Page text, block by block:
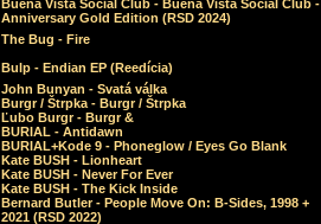
Buena Vista Social Club - Buena Vista Social Club -
Anniversary Gold Edition (RSD 2024)
The Bug - Fire
Bulp - Endian EP (Reedícia)
John Bunyan - Svatá válka
Burgr / Štrpka - Burgr / Štrpka
Ľubo Burgr - Burgr &
BURIAL - Antidawn
BURIAL+Kode 9 - Phoneglow / Eyes Go Blank
Kate BUSH - Lionheart
Kate BUSH - Never For Ever
Kate BUSH - The Kick Inside
Bernard Butler - People Move On: B-Sides, 1998 +
2021 (RSD 2022)